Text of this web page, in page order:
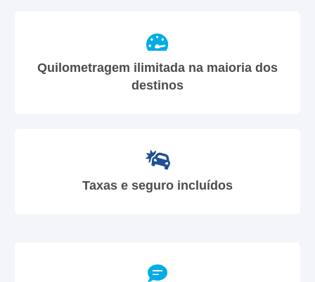
Quilometragem ilimitada na maioria dos
destinos
Taxas e seguro incluídos